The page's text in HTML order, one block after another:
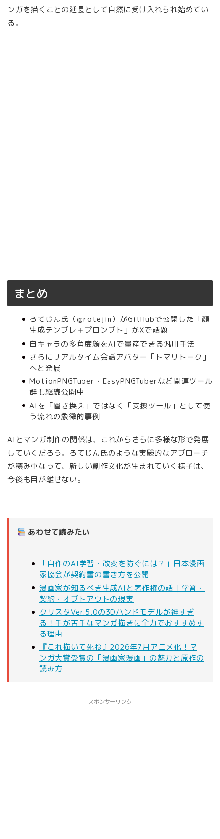
ンガを描くことの延長として自然に受け入れられ始めてい
る。
まとめ
ろてじん氏（@rotejin）がGitHubで公開した「顔
生成テンプレ＋プロンプト」がXで話題
自キャラの多角度顔をAIで量産できる汎用手法
さらにリアルタイム会話アバター「トマリトーク」
へと発展
MotionPNGTuber・EasyPNGTuberなど関連ツール
群も継続公開中
AIを「置き換え」ではなく「支援ツール」として使
う流れの象徴的事例
AIとマンガ制作の関係は、これからさらに多様な形で発展
していくだろう。ろてじん氏のような実験的なアプローチ
が積み重なって、新しい創作文化が生まれていく様子は、
今後も目が離せない。
あわせて読みたい
「自作のAI学習・改変を防ぐには？」日本漫画
家協会が契約書の書き方を公開
漫画家が知るべき生成AIと著作権の話｜学習・
契約・オプトアウトの現実
クリスタVer.5.0の3Dハンドモデルが神すぎ
る！手が苦手なマンガ描きに全力でおすすめす
る理由
『これ描いて死ね』2026年7月アニメ化！マ
ンガ大賞受賞の「漫画家漫画」の魅力と原作の
読み方
スポンサーリンク